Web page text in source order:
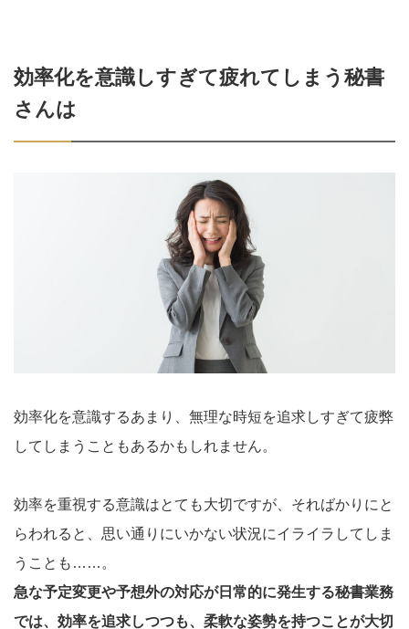
効率化を意識しすぎて疲れてしまう秘書
さんは
効率化を意識するあまり、無理な時短を追求しすぎて疲弊
してしまうこともあるかもしれません。
効率を重視する意識はとても大切ですが、そればかりにと
らわれると、思い通りにいかない状況にイライラしてしま
うことも……。
急な予定変更や予想外の対応が日常的に発生する秘書業務
では、効率を追求しつつも、柔軟な姿勢を持つことが大切